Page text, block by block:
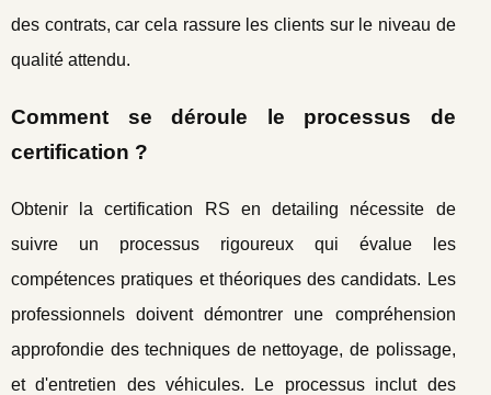
des contrats, car cela rassure les clients sur le niveau de
qualité attendu.
Comment se déroule le processus de
certification ?
Obtenir la certification RS en detailing nécessite de
suivre un processus rigoureux qui évalue les
compétences pratiques et théoriques des candidats. Les
professionnels doivent démontrer une compréhension
approfondie des techniques de nettoyage, de polissage,
et d'entretien des véhicules. Le processus inclut des